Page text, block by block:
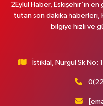
2Eylül Haber, Eskişehir’in
tutan son dakika haberleri,
bilgiye hızlı ve
İstiklal, Nurgül Sk No: